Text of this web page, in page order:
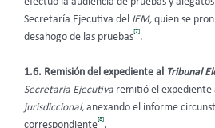
Secretaría Ejecutiva del IEM, quien se
desahogo de las pruebas
[7]
.
1.6. Remisión del expediente al Tribunal
Secretaria Ejecutiva remitió el expediente
jurisdiccional, anexando el informe
correspondiente
[8]
.